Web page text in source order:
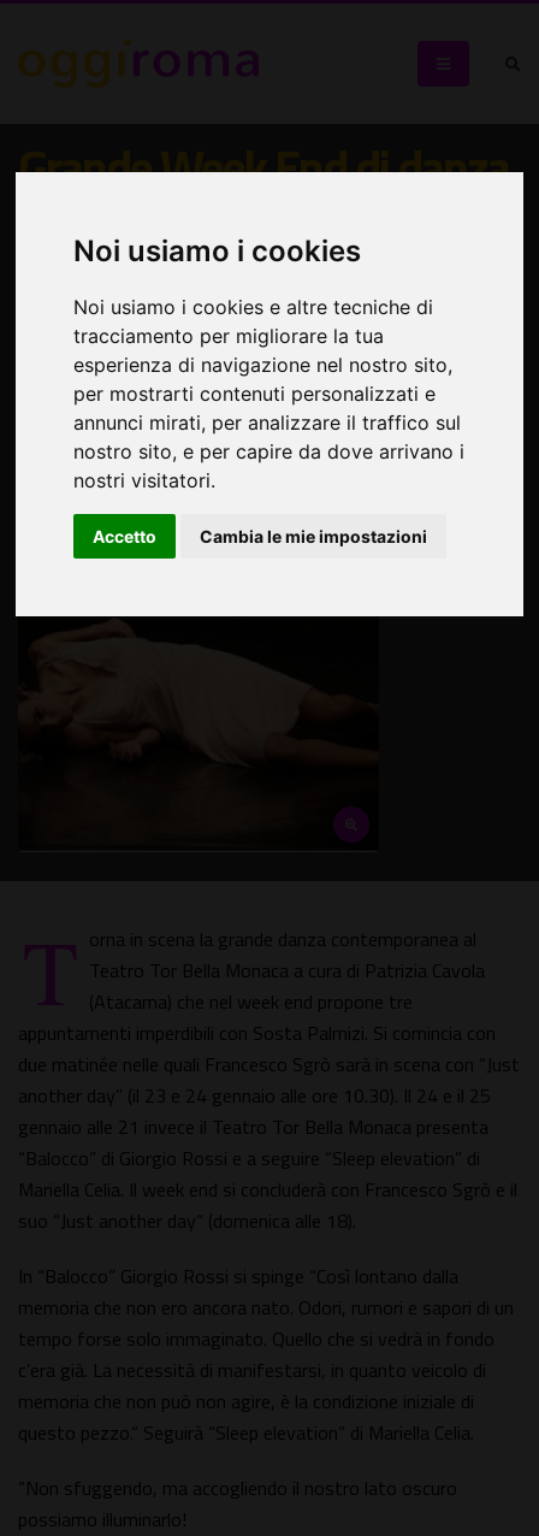
Noi usiamo i cookies
Noi usiamo i cookies e altre tecniche di
tracciamento per migliorare la tua
esperienza di navigazione nel nostro sito,
per mostrarti contenuti personalizzati e
annunci mirati, per analizzare il traffico sul
nostro sito, e per capire da dove arrivano i
nostri visitatori.
Accetto Cambia le mie impostazioni
Grande Week End di danza
Tor bella Monaca con tre
appuntamenti con Sosta
Palmizi
La grande danza al Teatro Tor Bella Monaca
T orna in scena la grande danza contemporanea al
Teatro Tor Bella Monaca a cura di Patrizia Cavola
(Atacama) che nel week end propone tre
appuntamenti imperdibili con Sosta Palmizi. Si comincia con
due matinée nelle quali Francesco Sgrò sarà in scena con “Just
another day” (il 23 e 24 gennaio alle ore 10.30). Il 24 e il 25
gennaio alle 21 invece il Teatro Tor Bella Monaca presenta
“Balocco” di Giorgio Rossi e a seguire “Sleep elevation” di
Mariella Celia. Il week end si concluderà con Francesco Sgrò e il
suo “Just another day” (domenica alle 18).
In “Balocco” Giorgio Rossi si spinge “Così lontano dalla
memoria che non ero ancora nato. Odori, rumori e sapori di un
tempo forse solo immaginato. Quello che si vedrà in fondo
c’era già. La necessità di manifestarsi, in quanto veicolo di
memoria che non può non agire, è la condizione iniziale di
questo pezzo.” Seguirà “Sleep elevation” di Mariella Celia.
“Non sfuggendo, ma accogliendo il nostro lato oscuro
possiamo illuminarlo!